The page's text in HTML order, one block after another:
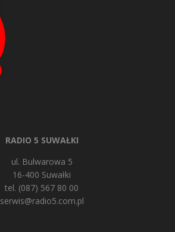
RADIO 5 SUWAŁKI
ul. Bulwarowa 5
16-400 Suwałki
tel. (087) 567 80 00
serwis@radio5.com.pl